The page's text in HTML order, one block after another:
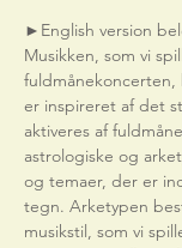
►English version
Musikken, som vi
er inspireret af det
aktiveres af
astrologiske og
og temaer, der er
tegn. Arketypen
musikstil, som vi